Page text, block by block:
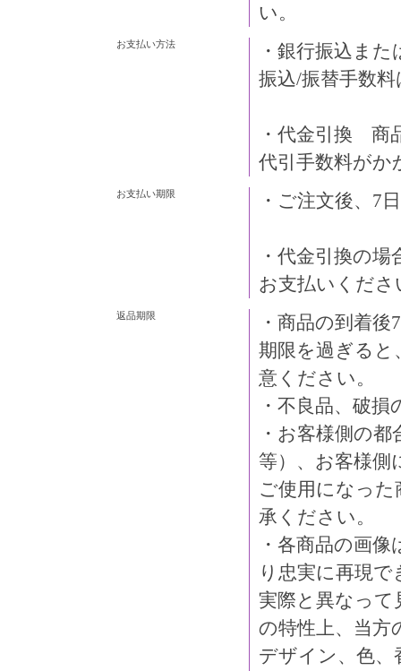
い。
お支払い方法
・銀行振込ま
振込/振替手数
・代金引換 商
代引手数料がか
お支払い期限 ・ご注文後、7
・代金引換の
お支払いくださ
返品期限
・商品の到着
期限を過ぎる
意ください。
・不良品、破
・お客様側の
等）、お客様側
ご使用になっ
承ください。
・各商品の画
り忠実に再現
実際と異なっ
の特性上、当方
デザイン、色